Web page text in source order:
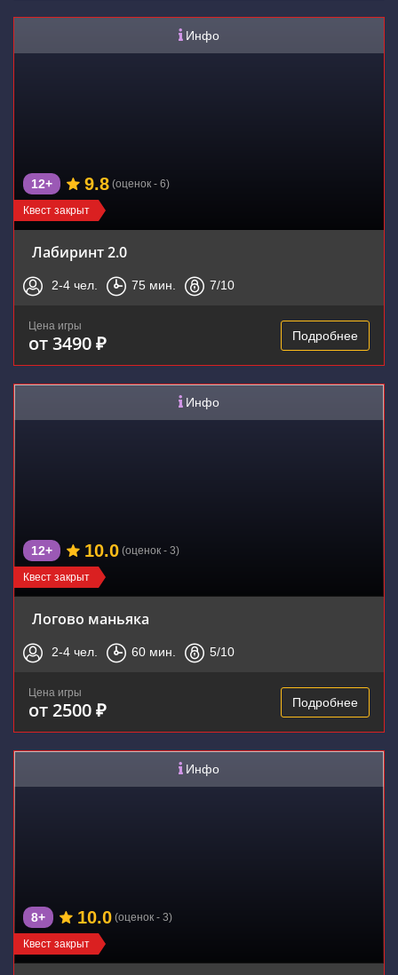
Инфо
Квест закрыт
12+ 9.8 (оценок - 6)
Лабиринт 2.0
2-4 чел. 75 мин. 7/10
Цена игры
от 3490 ₽ Подробнее
Инфо
Квест закрыт
12+ 10.0 (оценок - 3)
Логово маньяка
2-4 чел. 60 мин. 5/10
Цена игры
от 2500 ₽ Подробнее
Инфо
Квест закрыт
8+ 10.0 (оценок - 3)